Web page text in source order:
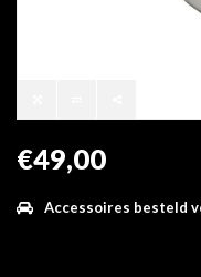
€49,00
Accessoires besteld